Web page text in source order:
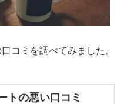
コミを調べてみました。
トの悪い口コミ